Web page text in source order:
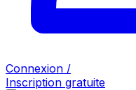
Connexion /
Inscription gratuite